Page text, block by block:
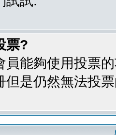
票?
員能夠使用投票
但是仍然無法投